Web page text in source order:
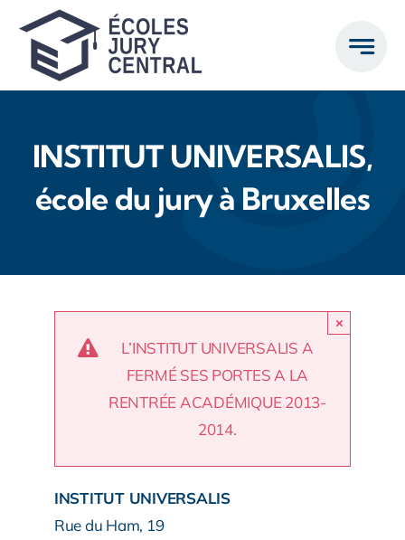
Passer
contenu
INSTITUT UNIVERSALIS,
école du jury à Bruxelles
L’INSTITUT UNIVERSALIS A
FERMÉ SES PORTES A LA
RENTRÉE ACADÉMIQUE 2013-
2014.
×
INSTITUT UNIVERSALIS
Rue du Ham, 19